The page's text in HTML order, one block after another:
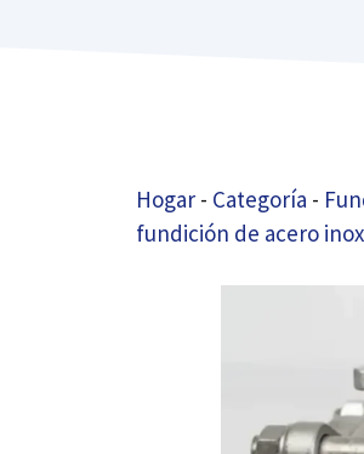
Hogar - Categoría -
fundición de acero